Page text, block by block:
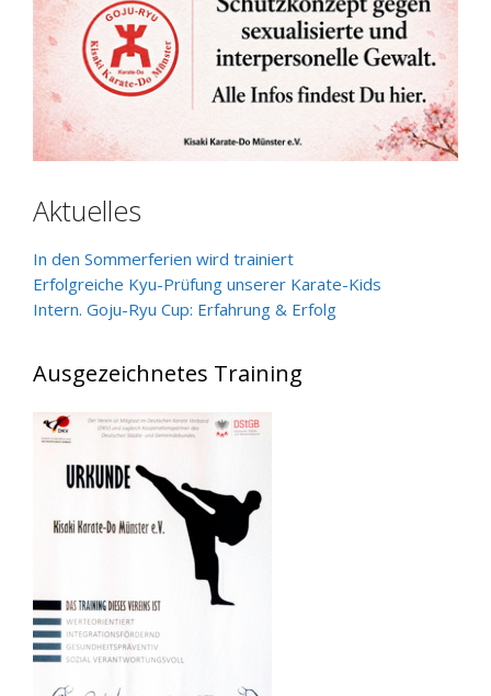
Aktuelles
In den Sommerferien wird trainiert
Erfolgreiche Kyu-Prüfung unserer Karate-Kids
Intern. Goju-Ryu Cup: Erfahrung & Erfolg
Ausgezeichnetes Training